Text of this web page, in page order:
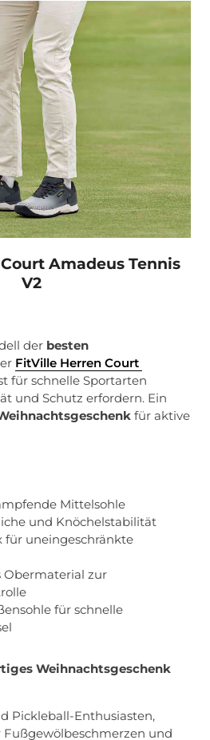
Amadeus Tennis
V2
der besten
FitVille Herren Court
für schnelle Sportarten
und Schutz erfordern. Ein
für aktive
Mittelsohle
und Knöchelstabilität
für uneingeschränkte
zur
für schnelle
Weihnachtsgeschenk
Pickleball-Enthusiasten,
Fußgewölbeschmerzen und